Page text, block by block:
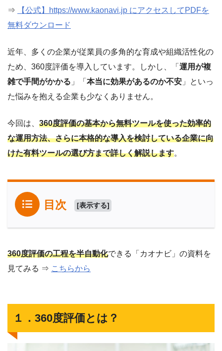
⇒
【公式】https://www.kaonavi.jp にアクセスしてPDFを
無料ダウンロード
近年、多くの企業が従業員の多角的な育成や組織活性化の
ため、360度評価を導入しています。しかし、「 運用が複
雑で手間がかかる 」「 本当に効果があるのか不安 」といっ
た悩みを抱える企業も少なくありません。
今回は、 360度評価の基本から無料ツールを使った効率的
な運用方法、さらに本格的な導入を検討している企業に向
けた有料ツールの選び方まで詳しく解説します。
目次 [表示する]
360度評価の工程を半自動化できる「カオナビ」の資料を
見てみる ⇒ こちらから
１．360度評価とは？